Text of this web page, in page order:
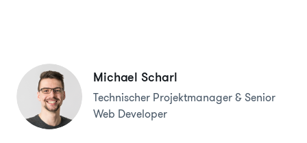
Michael Scharl
Technischer Projektmanager & Senior
Web Developer